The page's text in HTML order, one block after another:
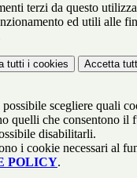
terzi da questo
ed utili alle
tutti i cookies Accetta
possibile scegliere quali
quelli che consentono il
disabilitarli.
i cookie necessari al
POLICY.